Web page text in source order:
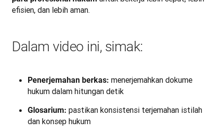
efisien, dan lebih aman.
Dalam video ini, simak:
Penerjemahan berkas: menerjemahkan dokume
hukum dalam hitungan detik
Glosarium: pastikan konsistensi terjemahan istilah
dan konsep hukum